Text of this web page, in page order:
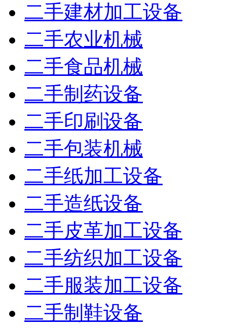
二手建材加工设备
二手农业机械
二手食品机械
二手制药设备
二手印刷设备
二手包装机械
二手纸加工设备
二手造纸设备
二手皮革加工设备
二手纺织加工设备
二手服装加工设备
二手制鞋设备